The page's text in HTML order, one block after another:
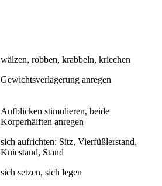
wälzen, robben, krabbeln, kriechen
Gewichtsverlagerung anregen
Aufblicken stimulieren, beide
Körperhälften anregen
sich aufrichten: Sitz, Vierfüßlerstand,
Kniestand, Stand
sich setzen, sich legen